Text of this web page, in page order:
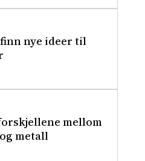
nye ideer til
mellom
metall